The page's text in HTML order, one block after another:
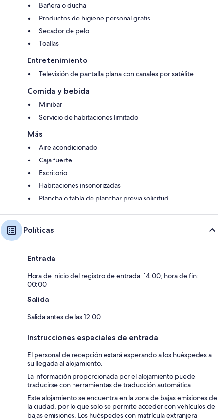
Bañera o ducha
Productos de higiene personal gratis
Secador de pelo
Toallas
Entretenimiento
Televisión de pantalla plana con canales por satélite
Comida y bebida
Minibar
Servicio de habitaciones limitado
Más
Aire acondicionado
Caja fuerte
Escritorio
Habitaciones insonorizadas
Plancha o tabla de planchar previa solicitud
Políticas
Entrada
Hora de inicio del registro de entrada: 14:00; hora de fin:
00:00
Salida
Salida antes de las 12:00
Instrucciones especiales de entrada
El personal de recepción estará esperando a los huéspedes a
su llegada al alojamiento.
La información proporcionada por el alojamiento puede
traducirse con herramientas de traducción automática
Este alojamiento se encuentra en la zona de bajas emisiones de
la ciudad, por lo que solo se permite acceder con vehículos de
bajas emisiones. Los huéspedes con matrícula extranjera